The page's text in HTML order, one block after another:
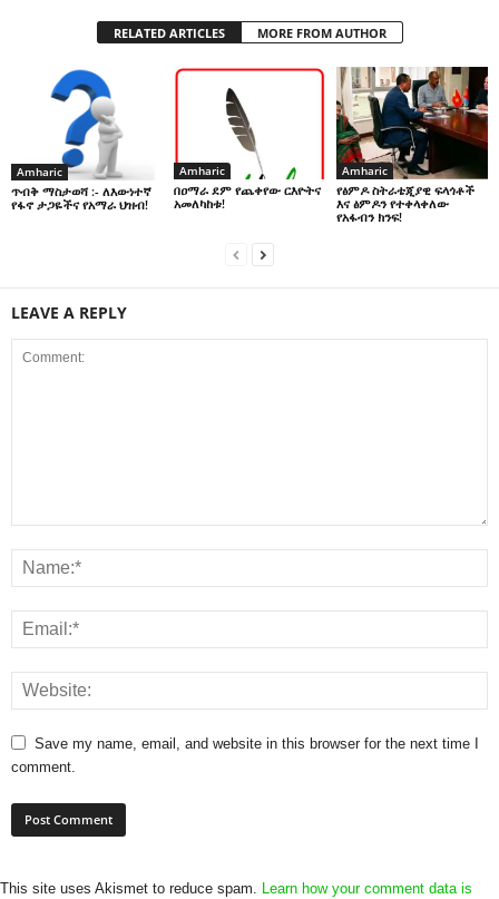
RELATED ARTICLES MORE FROM AUTHOR
Amharic
ጥብቅ ማስታወሻ :- ለእውነተኛ
የፋኖ ታጋዬችና የአማራ ህዝብ!
Amharic
በዐማራ ደም የጨቀየው ርእዮትና
አመለካከቱ!
Amharic
የፅምዶ ስትራቴጂያዊ ፍላጎቶች
እና ፅምዶን የተቀላቀለው
የአፋብን ክንፍ!
LEAVE A REPLY
Save my name, email, and website in this browser for the next time I
comment.
This site uses Akismet to reduce spam. Learn how your comment data is